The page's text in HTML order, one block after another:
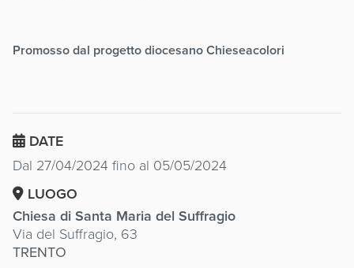
Promosso dal progetto diocesano Chieseacolori
DATE
Dal 27/04/2024 fino al 05/05/2024
LUOGO
Chiesa di Santa Maria del Suffragio
Via del Suffragio, 63
TRENTO